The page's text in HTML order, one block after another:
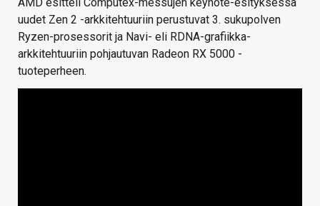
uudet Zen 2 -arkkitehtuuriin perustuvat 3. sukupolven
Ryzen-prosessorit ja Navi- eli RDNA-grafiikka-
arkkitehtuuriin pohjautuvan Radeon RX 5000 -
tuoteperheen.